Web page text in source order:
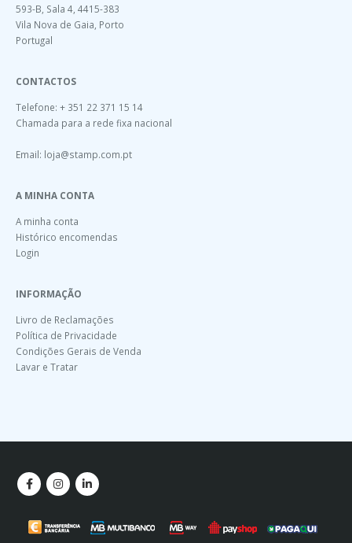
593-B, Sala 4, 4415-383
Vila Nova de Gaia, Porto
Portugal
CONTACTOS
Telefone: + 351 22 371 15 14
Chamada para a rede fixa nacional
Email: loja@stamp.com.pt
A MINHA CONTA
A minha conta
Histórico encomendas
Login
INFORMAÇÃO
Livro de Reclamações
Política de Privacidade
Condições Gerais de Venda
Lavar e Tratar